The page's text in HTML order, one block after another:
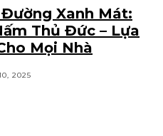
Xanh Mát:
Thủ Đức – Lựa
Mọi Nhà
2025